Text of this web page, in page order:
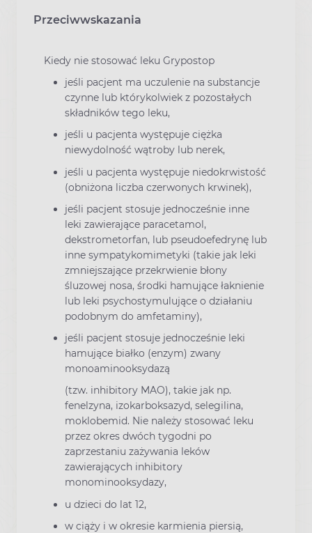
Przeciwwskazania
Kiedy nie stosować leku Grypostop
jeśli pacjent ma uczulenie na substancje
czynne lub którykolwiek z pozostałych
składników tego leku,
jeśli u pacjenta występuje ciężka
niewydolność wątroby lub nerek,
jeśli u pacjenta występuje niedokrwistość
(obniżona liczba czerwonych krwinek),
jeśli pacjent stosuje jednocześnie inne
leki zawierające paracetamol,
dekstrometorfan, lub pseudoefedrynę lub
inne sympatykomimetyki (takie jak leki
zmniejszające przekrwienie błony
śluzowej nosa, środki hamujące łaknienie
lub leki psychostymulujące o działaniu
podobnym do amfetaminy),
jeśli pacjent stosuje jednocześnie leki
hamujące białko (enzym) zwany
monoaminooksydazą
(tzw. inhibitory MAO), takie jak np.
fenelzyna, izokarboksazyd, selegilina,
moklobemid. Nie należy stosować leku
przez okres dwóch tygodni po
zaprzestaniu zażywania leków
zawierających inhibitory
monominooksydazy,
u dzieci do lat 12,
w ciąży i w okresie karmienia piersią,